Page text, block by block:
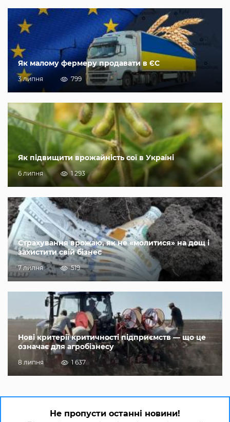
Як малому фермеру продавати в ЄС
3 липня 799
Як підвищити врожайність сої в Україні
6 липня 1 293
Страхування врожаю, як не «молитися» на дощ і
захистити свій бізнес
7 липня 519
Нові критерії критичності підприємств — що це
означає для агробізнесу
8 липня 1 637
Не пропусти останні новини!